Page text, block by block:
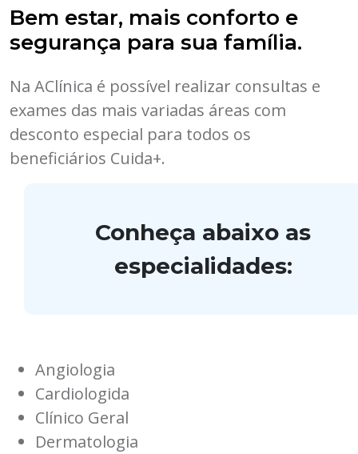
Bem estar, mais conforto e
segurança para sua família.
Na AClínica é possível realizar consultas e
exames das mais variadas áreas com
desconto especial para todos os
beneficiários Cuida+.
Conheça abaixo as
especialidades:
Angiologia
Cardiologida
Clínico Geral
Dermatologia